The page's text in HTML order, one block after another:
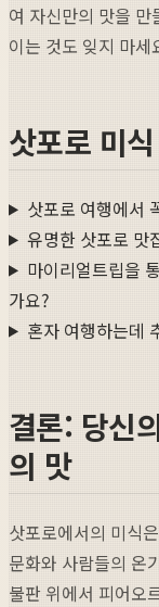
여 자신만의 맛을
이는 것도 잊지 마세
삿포로 미
삿포로 여행에서
유명한 삿포로 맛
마이리얼트립을
가요?
혼자 여행하는데
결론: 당신
의 맛
삿포로에서의 미식
문화와 사람들의 온
불판 위에서 피어오